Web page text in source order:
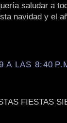
saludar a
navidad y el
A LAS 8:40
FIESTAS